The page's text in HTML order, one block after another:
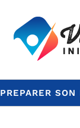
PREPARER SON